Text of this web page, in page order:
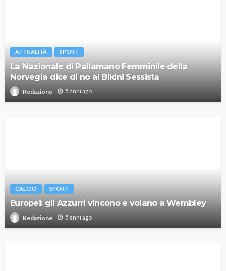
ATTUALITÀ SPORT
La Nazionale di Pallamano Femminile della
Norvegia dice di no al Bikini Sessista
Redazione 5 anni ago
CALCIO SPORT
Europei: gli Azzurri vincono e volano a Wembley
Redazione 5 anni ago